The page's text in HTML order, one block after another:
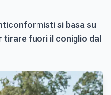
si basa su
tirare fuori il coniglio dal